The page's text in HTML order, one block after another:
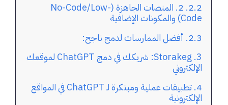
2. المنصات الجاهزة (No-Code/Low-
Code) والمكونات الإضافية
أفضل الممارسات لدمج ناجح:
Storakeg: شريكك في دمج ChatGPT لموقعك
الإلكتروني
تطبيقات عملية ومبتكرة لـ ChatGPT في المواقع
الإلكترونية